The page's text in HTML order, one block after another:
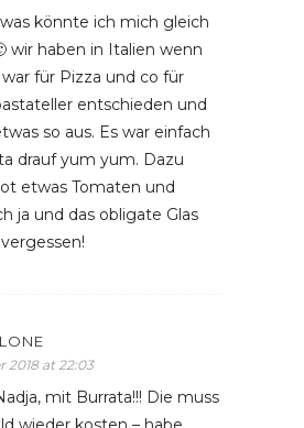
könnte ich mich gleich
wir haben in Italien wenn
für Pizza und co für
entschieden und
so aus. Es war einfach
drauf yum yum. Dazu
etwas Tomaten und
ja und das obligate Glas
2018 at 22:03
mit Burrata!!! Die muss